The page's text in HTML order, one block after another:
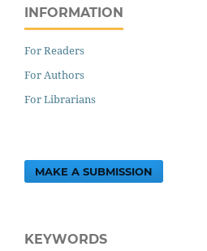
INFORMATION
For Readers
For Authors
For Librarians
MAKE A SUBMISSION
KEYWORDS